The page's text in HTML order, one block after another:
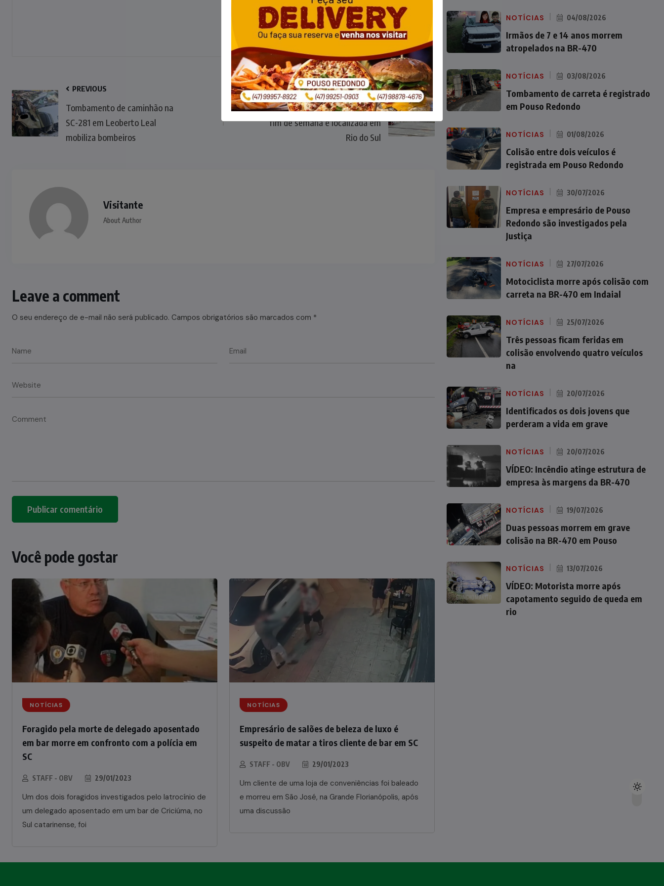
PREVIOUS
Tombamento de caminhão na
SC-281 em Leoberto Leal
mobiliza bombeiros
NEXT
Mulher desaparecida desde o
fim de semana é localizada em
Rio do Sul
Visitante
About Author
Leave a comment
O seu endereço de e-mail não será publicado. Campos obrigatórios são marcados com *
Você pode gostar
NOTÍCIAS
Foragido pela morte de delegado aposentado
em bar morre em confronto com a polícia em
SC
STAFF - OBV 29/01/2023
Um dos dois foragidos investigados pelo latrocínio de
um delegado aposentado em um bar de Criciúma, no
Sul catarinense, foi
NOTÍCIAS
Empresário de salões de beleza de luxo é
suspeito de matar a tiros cliente de bar em SC
STAFF - OBV 29/01/2023
Um cliente de uma loja de conveniências foi baleado
e morreu em São José, na Grande Florianópolis, após
uma discussão
NOTÍCIAS 04/08/2026
Irmãos de 7 e 14 anos morrem
atropelados na BR-470
NOTÍCIAS 03/08/2026
Tombamento de carreta é registrado
em Pouso Redondo
NOTÍCIAS 01/08/2026
Colisão entre dois veículos é
registrada em Pouso Redondo
NOTÍCIAS 30/07/2026
Empresa e empresário de Pouso
Redondo são investigados pela
Justiça
NOTÍCIAS 27/07/2026
Motociclista morre após colisão com
carreta na BR-470 em Indaial
NOTÍCIAS 25/07/2026
Três pessoas ficam feridas em
colisão envolvendo quatro veículos
na
NOTÍCIAS 20/07/2026
Identificados os dois jovens que
perderam a vida em grave
NOTÍCIAS 20/07/2026
VÍDEO: Incêndio atinge estrutura de
empresa às margens da BR-470
NOTÍCIAS 19/07/2026
Duas pessoas morrem em grave
colisão na BR-470 em Pouso
NOTÍCIAS 13/07/2026
VÍDEO: Motorista morre após
capotamento seguido de queda em
rio